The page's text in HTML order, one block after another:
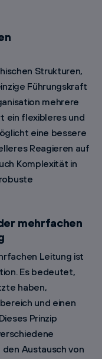
Strukturen,
Führungskraft
mehrere
ein flexibleres und
eine bessere
Reagieren auf
Komplexität in
mehrfachen
Leitung ist
Es bedeutet,
haben,
und einen
Prinzip
Austausch von